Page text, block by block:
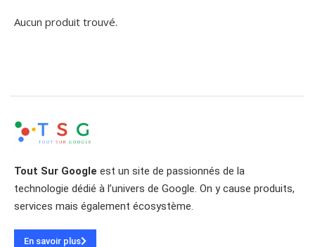
Aucun produit trouvé.
Tout Sur Google est un site de passionnés de la
technologie dédié à l’univers de Google. On y cause produits,
services mais également écosystème.
En savoir plus